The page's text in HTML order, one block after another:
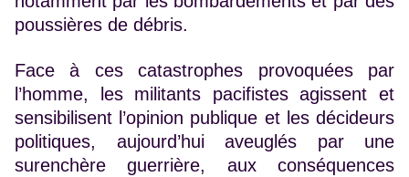
poussières de débris.
Face à ces catastrophes provoquées par
l’homme, les militants pacifistes agissent et
sensibilisent l’opinion publique et les décideurs
politiques, aujourd’hui aveuglés par une
surenchère guerrière, aux conséquences